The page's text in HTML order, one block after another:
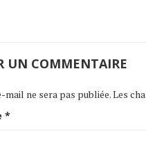
UN COMMENTAIRE
mail ne sera pas publiée.Les
*